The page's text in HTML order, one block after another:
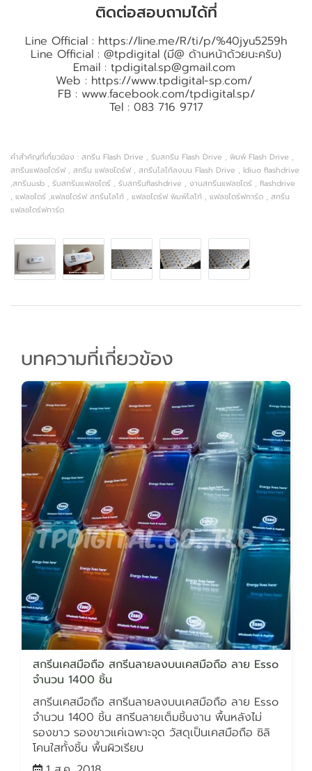
ติดต่อสอบถามได้ที่
Line Official : https://line.me/R/ti/p/%40jyu5259h
Line Official : @tpdigital (มี@ ด้านหน้าด้วยนะครับ)
Email : tpdigital.sp@gmail.com
Web : https://www.tpdigital-sp.com/
FB : www.facebook.com/tpdigital.sp/
Tel : 083 716 9717
คำสำคัญที่เกี่ยวข้อง : สกรีน Flash Drive , รับสกรีน Flash Drive , พิมพ์ Flash Drive ,
สกรีนแฟลชไดร์ฟ , สกรีน แฟลชไดร์ฟ , สกรีนโลโก้ลงบน Flash Drive , ldiuo flashdrive
,สกรีนusb , รับสกรีนแฟลชไดร์ , รับสกรีนflashdrive , งานสกรีนแฟลชไดร์ , flashdrive
, แฟลชไดร์ ,แฟลชไดร์ฟ สกรีนโลโก้ , แฟลชไดร์ฟ พิมพ์โลโก้ , แฟลชไดร์ฟการ์ด , สกรีน
แฟลชไดร์ฟการ์ด
บทความที่เกี่ยวข้อง
สกรีนเคสมือถือ สกรีนลายลงบนเคสมือถือ ลาย Esso
จำนวน 1400 ชิ้น
สกรีนเคสมือถือ สกรีนลายลงบนเคสมือถือ ลาย Esso
จำนวน 1400 ชิ้น สกรีนลายเต็มชิ้นงาน พื้นหลังไม่
รองขาว รองขาวแค่เฉพาะจุด วัสดุเป็นเคสมือถือ ซิลิ
โคนใสทั้งชิ้น พื้นผิวเรียบ